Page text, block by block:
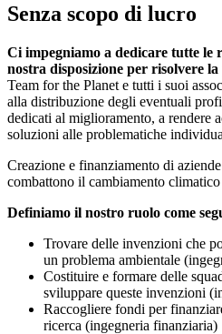
Senza scopo di lucro
Ci impegniamo a dedicare tutte le
nostra disposizione per risolvere
Team for the Planet e tutti i suoi
alla distribuzione degli eventuali
dedicati al miglioramento, a rendere
soluzioni alle problematiche
Creazione e finanziamento di
combattono il cambiamento climatico
Definiamo il nostro ruolo come
Trovare delle invenzioni che
un problema ambientale
Costituire e formare delle
sviluppare queste invenzioni
Raccogliere fondi per
ricerca (ingegneria finanziaria)